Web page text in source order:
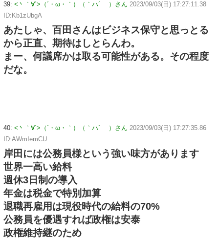
39: <丶｀∀´>（´・ω・｀）（｀ハ´ ）さん 2023/09/03(日) 17:27:11.38
ID:Kb1zUbgA
あたしゃ、百田さんはビジネス保守と思っとる
から正直、期待はしとらんわ。
まー、何議席かは取る可能性がある。その程度
だな。
40: <丶｀∀´>（´・ω・｀）（｀ハ´ ）さん 2023/09/03(日) 17:27:35.86
ID:AWmIemCU
岸田には公務員様という強い味方があります
世界一高い給料
週休3日制の導入
年金は税金で特別加算
退職再雇用は現役時代の給料の70%
公務員を優遇すれば政権は安泰
政権維持継のため